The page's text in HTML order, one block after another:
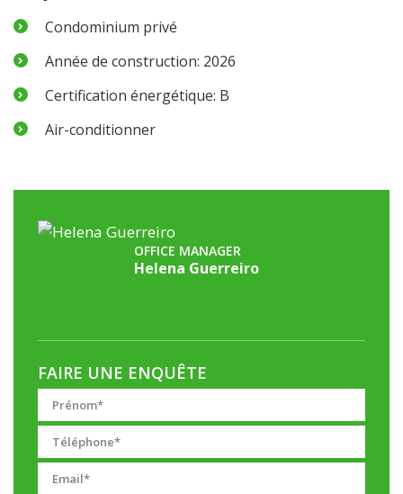
Condominium privé
Année de construction: 2026
Certification énergétique: B
Air-conditionner
OFFICE MANAGER
Helena Guerreiro
FAIRE UNE ENQUÊTE